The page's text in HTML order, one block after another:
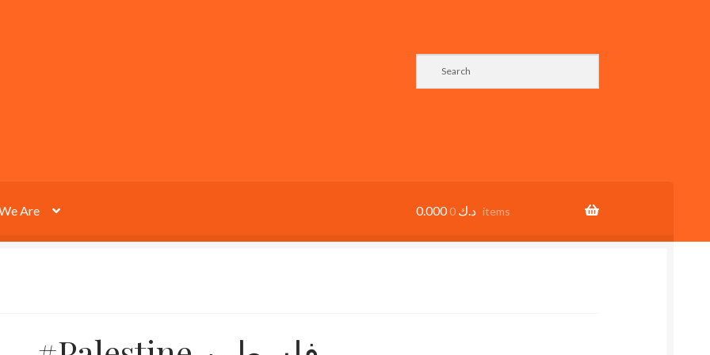
Are 0.000 د.ك 0 items